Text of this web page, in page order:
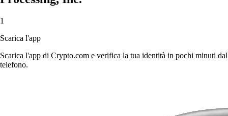
1
Scarica l'app
Scarica l'app di Crypto.com e verifica la tua identità in pochi minuti dal
telefono.